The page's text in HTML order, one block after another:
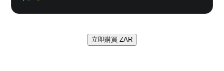
立即購買 ZAR